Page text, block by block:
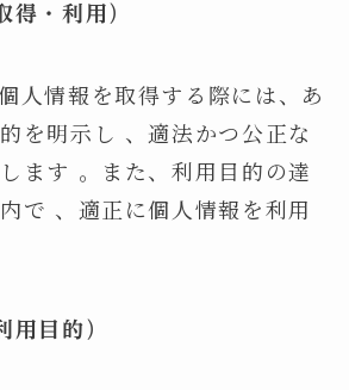
得・利用）
人情報を取得する際には、あ
を明示し 、適法かつ公正な
ます 。また、利用目的の達
で 、適正に個人情報を利用
用目的）